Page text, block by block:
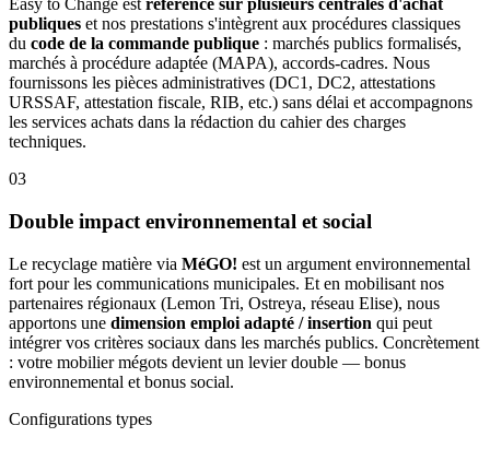
Easy to Change est référencé sur plusieurs centrales d'achat
publiques et nos prestations s'intègrent aux procédures classiques
du code de la commande publique : marchés publics formalisés,
marchés à procédure adaptée (MAPA), accords-cadres. Nous
fournissons les pièces administratives (DC1, DC2, attestations
URSSAF, attestation fiscale, RIB, etc.) sans délai et accompagnons
les services achats dans la rédaction du cahier des charges
techniques.
03
Double impact environnemental et social
Le recyclage matière via MéGO! est un argument environnemental
fort pour les communications municipales. Et en mobilisant nos
partenaires régionaux (Lemon Tri, Ostreya, réseau Elise), nous
apportons une dimension emploi adapté / insertion qui peut
intégrer vos critères sociaux dans les marchés publics. Concrètement
: votre mobilier mégots devient un levier double — bonus
environnemental et bonus social.
Configurations types